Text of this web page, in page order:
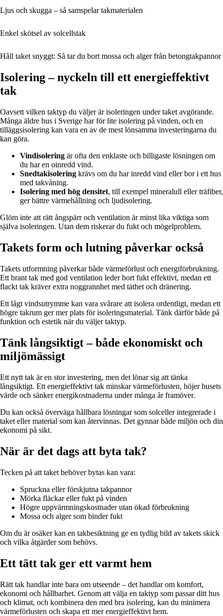
Ljus och skugga – så samspelar takmaterialen
Enkel skötsel av solcellstak
Håll taket snyggt: Så tar du bort mossa och alger från betongtakpannor
Isolering – nyckeln till ett energieffektivt
tak
Oavsett vilken taktyp du väljer är isoleringen under taket avgörande.
Många äldre hus i Sverige har för lite isolering på vinden, och en
tilläggsisolering kan vara en av de mest lönsamma investeringarna du
kan göra.
Vindisolering är ofta den enklaste och billigaste lösningen om
du har en oinredd vind.
Snedtakisolering krävs om du har inredd vind eller bor i ett hus
med takvåning.
Isolering med hög densitet, till exempel mineralull eller träfiber,
ger bättre värmehållning och ljudisolering.
Glöm inte att rätt ångspärr och ventilation är minst lika viktiga som
själva isoleringen. Utan dem riskerar du fukt och mögelproblem.
Takets form och lutning påverkar också
Takets utformning påverkar både värmeförlust och energiförbrukning.
Ett brant tak med god ventilation leder bort fukt effektivt, medan ett
flackt tak kräver extra noggrannhet med täthet och dränering.
Ett lågt vindsutrymme kan vara svårare att isolera ordentligt, medan ett
högre takrum ger mer plats för isoleringsmaterial. Tänk därför både på
funktion och estetik när du väljer taktyp.
Tänk långsiktigt – både ekonomiskt och
miljömässigt
Ett nytt tak är en stor investering, men det lönar sig att tänka
långsiktigt. Ett energieffektivt tak minskar värmeförlusten, höjer husets
värde och sänker energikostnaderna under många år framöver.
Du kan också överväga hållbara lösningar som solceller integrerade i
taket eller material som kan återvinnas. Det gynnar både miljön och din
ekonomi på sikt.
När är det dags att byta tak?
Tecken på att taket behöver bytas kan vara:
Spruckna eller förskjutna takpannor
Mörka fläckar eller fukt på vinden
Högre uppvärmningskostnader utan ökad förbrukning
Mossa och alger som binder fukt
Om du är osäker kan en takbesiktning ge en tydlig bild av takets skick
och vilka åtgärder som behövs.
Ett tätt tak ger ett varmt hem
Rätt tak handlar inte bara om utseende – det handlar om komfort,
ekonomi och hållbarhet. Genom att välja en taktyp som passar ditt hus
och klimat, och kombinera den med bra isolering, kan du minimera
värmeförlusten och skapa ett mer energieffektivt hem.